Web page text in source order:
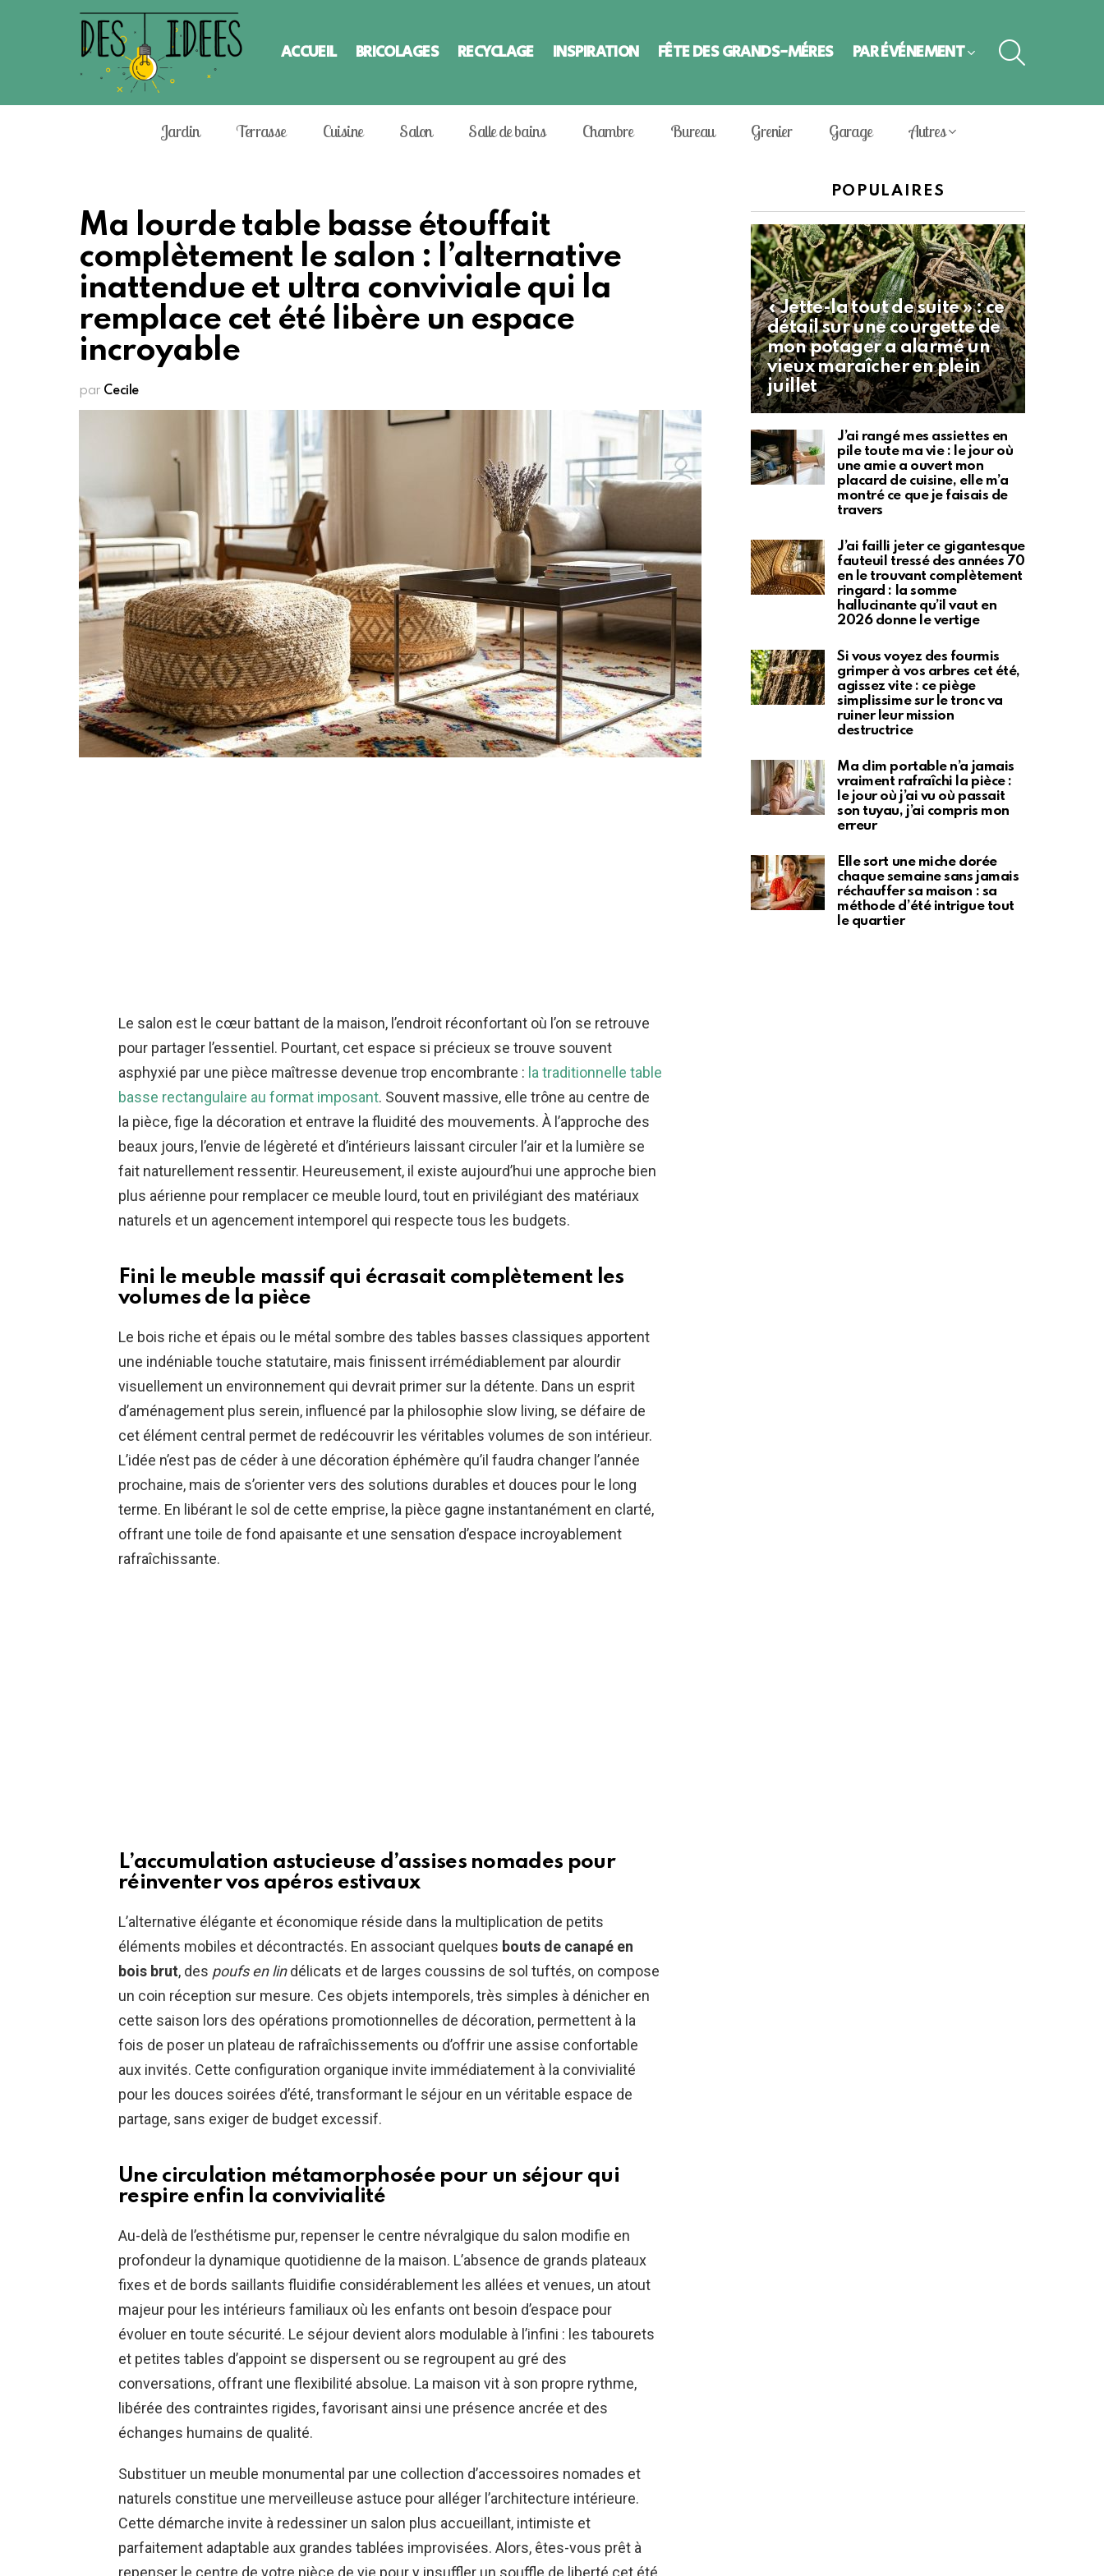
ACCUEIL BRICOLAGES RECYCLAGE INSPIRATION FÊTE DES GRANDS-MÈRES PAR ÉVÈNEMENT
Jardin Terrasse Cuisine Salon Salle de bains Chambre Bureau Grenier Garage Autres
Ma lourde table basse étouffait
complètement le salon : l’alternative
inattendue et ultra conviviale qui la
remplace cet été libère un espace
incroyable
par Cecile
Le salon est le cœur battant de la maison, l’endroit réconfortant où l’on se retrouve
pour partager l’essentiel. Pourtant, cet espace si précieux se trouve souvent
asphyxié par une pièce maîtresse devenue trop encombrante : la traditionnelle table
basse rectangulaire au format imposant. Souvent massive, elle trône au centre de
la pièce, fige la décoration et entrave la fluidité des mouvements. À l’approche des
beaux jours, l’envie de légèreté et d’intérieurs laissant circuler l’air et la lumière se
fait naturellement ressentir. Heureusement, il existe aujourd’hui une approche bien
plus aérienne pour remplacer ce meuble lourd, tout en privilégiant des matériaux
naturels et un agencement intemporel qui respecte tous les budgets.
Fini le meuble massif qui écrasait complètement les
volumes de la pièce
Le bois riche et épais ou le métal sombre des tables basses classiques apportent
une indéniable touche statutaire, mais finissent irrémédiablement par alourdir
visuellement un environnement qui devrait primer sur la détente. Dans un esprit
d’aménagement plus serein, influencé par la philosophie slow living, se défaire de
cet élément central permet de redécouvrir les véritables volumes de son intérieur.
L’idée n’est pas de céder à une décoration éphémère qu’il faudra changer l’année
prochaine, mais de s’orienter vers des solutions durables et douces pour le long
terme. En libérant le sol de cette emprise, la pièce gagne instantanément en clarté,
offrant une toile de fond apaisante et une sensation d’espace incroyablement
rafraîchissante.
L’accumulation astucieuse d’assises nomades pour
réinventer vos apéros estivaux
L’alternative élégante et économique réside dans la multiplication de petits
éléments mobiles et décontractés. En associant quelques bouts de canapé en
bois brut, des poufs en lindélicats et de larges coussins de sol tuftés, on compose
un coin réception sur mesure. Ces objets intemporels, très simples à dénicher en
cette saison lors des opérations promotionnelles de décoration, permettent à la
fois de poser un plateau de rafraîchissements ou d’offrir une assise confortable
aux invités. Cette configuration organique invite immédiatement à la convivialité
pour les douces soirées d’été, transformant le séjour en un véritable espace de
partage, sans exiger de budget excessif.
Une circulation métamorphosée pour un séjour qui
respire enfin la convivialité
Au-delà de l’esthétisme pur, repenser le centre névralgique du salon modifie en
profondeur la dynamique quotidienne de la maison. L’absence de grands plateaux
fixes et de bords saillants fluidifie considérablement les allées et venues, un atout
majeur pour les intérieurs familiaux où les enfants ont besoin d’espace pour
évoluer en toute sécurité. Le séjour devient alors modulable à l’infini : les tabourets
et petites tables d’appoint se dispersent ou se regroupent au gré des
conversations, offrant une flexibilité absolue. La maison vit à son propre rythme,
libérée des contraintes rigides, favorisant ainsi une présence ancrée et des
échanges humains de qualité.
Substituer un meuble monumental par une collection d’accessoires nomades et
naturels constitue une merveilleuse astuce pour alléger l’architecture intérieure.
Cette démarche invite à redessiner un salon plus accueillant, intimiste et
parfaitement adaptable aux grandes tablées improvisées. Alors, êtes-vous prêt à
repenser le centre de votre pièce de vie pour y insuffler un souffle de liberté cet été
POPULAIRES
« Jette-la tout de suite » : ce
détail sur une courgette de
mon potager a alarmé un
vieux maraîcher en plein
juillet
J’ai rangé mes assiettes en
pile toute ma vie : le jour où
une amie a ouvert mon
placard de cuisine, elle m’a
montré ce que je faisais de
travers
J’ai failli jeter ce gigantesque
fauteuil tressé des années 70
en le trouvant complètement
ringard : la somme
hallucinante qu’il vaut en
2026 donne le vertige
Si vous voyez des fourmis
grimper à vos arbres cet été,
agissez vite : ce piège
simplissime sur le tronc va
ruiner leur mission
destructrice
Ma clim portable n’a jamais
vraiment rafraîchi la pièce :
le jour où j’ai vu où passait
son tuyau, j’ai compris mon
erreur
Elle sort une miche dorée
chaque semaine sans jamais
réchauffer sa maison : sa
méthode d’été intrigue tout
le quartier